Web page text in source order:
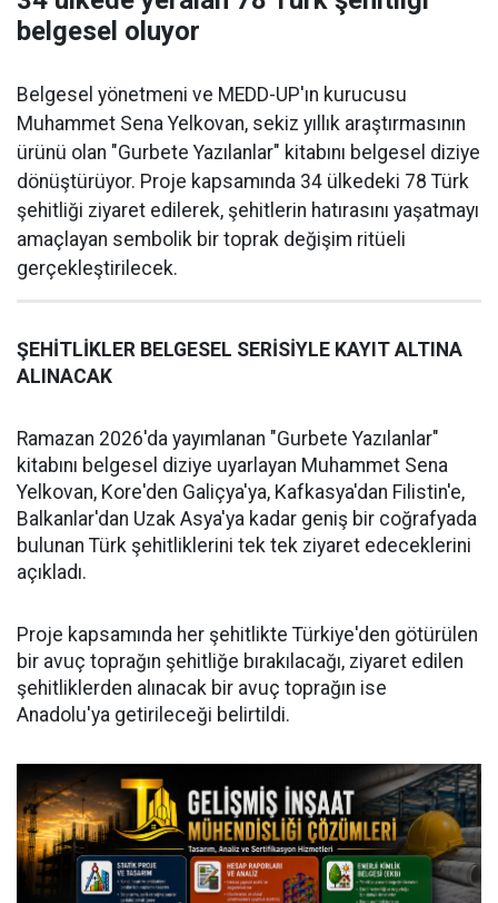
belgesel oluyor
Belgesel yönetmeni ve MEDD-UP'ın kurucusu
Muhammet Sena Yelkovan, sekiz yıllık araştırmasının
ürünü olan "Gurbete Yazılanlar" kitabını belgesel diziye
dönüştürüyor. Proje kapsamında 34 ülkedeki 78 Türk
şehitliği ziyaret edilerek, şehitlerin hatırasını yaşatmayı
amaçlayan sembolik bir toprak değişim ritüeli
gerçekleştirilecek.
ŞEHİTLİKLER BELGESEL SERİSİYLE KAYIT ALTINA
ALINACAK
Ramazan 2026'da yayımlanan "Gurbete Yazılanlar"
kitabını belgesel diziye uyarlayan Muhammet Sena
Yelkovan, Kore'den Galiçya'ya, Kafkasya'dan Filistin'e,
Balkanlar'dan Uzak Asya'ya kadar geniş bir coğrafyada
bulunan Türk şehitliklerini tek tek ziyaret edeceklerini
açıkladı.
Proje kapsamında her şehitlikte Türkiye'den götürülen
bir avuç toprağın şehitliğe bırakılacağı, ziyaret edilen
şehitliklerden alınacak bir avuç toprağın ise
Anadolu'ya getirileceği belirtildi.